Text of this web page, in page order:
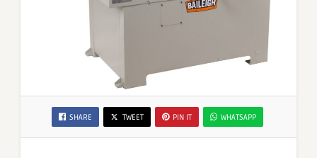
SHARE TWEET PIN IT WHATSAPP